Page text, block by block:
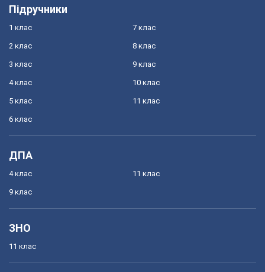
Підручники
1 клас
2 клас
3 клас
4 клас
5 клас
6 клас
7 клас
8 клас
9 клас
10 клас
11 клас
ДПА
4 клас
9 клас
11 клас
ЗНО
11 клас